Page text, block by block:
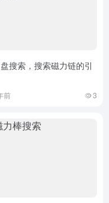
搜索，搜索磁力链的引
前 3